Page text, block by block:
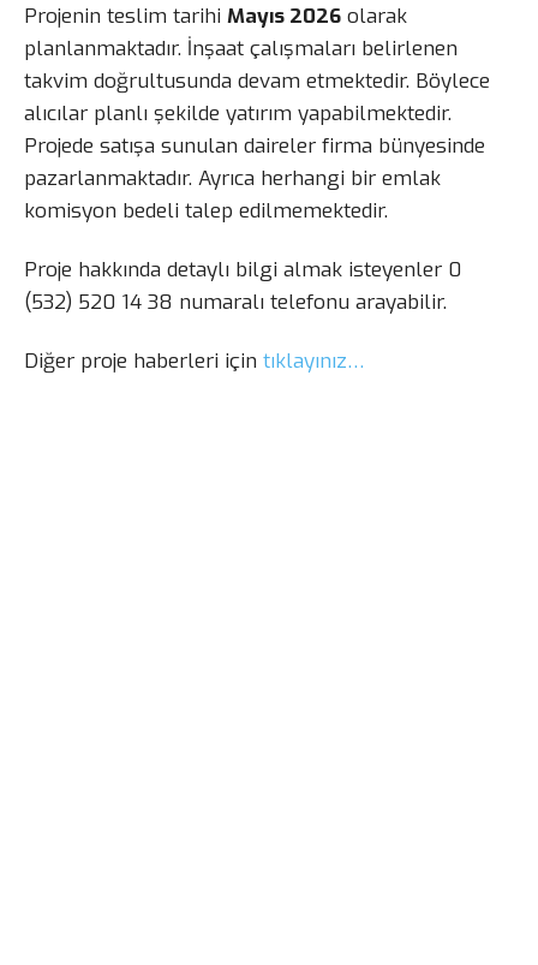
Projenin teslim tarihi Mayıs 2026 olarak
planlanmaktadır. İnşaat çalışmaları belirlenen
takvim doğrultusunda devam etmektedir. Böylece
alıcılar planlı şekilde yatırım yapabilmektedir.
Projede satışa sunulan daireler firma bünyesinde
pazarlanmaktadır. Ayrıca herhangi bir emlak
komisyon bedeli talep edilmemektedir.
Proje hakkında detaylı bilgi almak isteyenler 0
(532) 520 14 38 numaralı telefonu arayabilir.
Diğer proje haberleri için tıklayınız…